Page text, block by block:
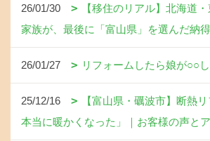
26/01/30
【移住のリアル】北海道
家族が、最後に「富山県」を選んだ納
26/01/27 リフォームしたら娘が○○し
25/12/16
【富山県・礪波市】断熱
本当に暖かくなった」｜お客様の声と